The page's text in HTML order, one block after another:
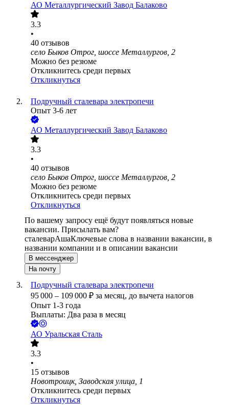
АО Металлургический Завод Балаково
3.3
•
40 отзывов
село Быков Отрог, шоссе Металлургов, 2
Можно без резюме
Откликнитесь среди первых
Откликнуться
Подручный сталевара электропечи
Опыт 3-6 лет
АО Металлургический Завод Балаково
3.3
•
40 отзывов
село Быков Отрог, шоссе Металлургов, 2
Можно без резюме
Откликнитесь среди первых
Откликнуться
По вашему запросу ещё будут появляться новые
вакансии. Присылать вам?
сталеварАшаКлючевые слова в названии вакансии, в
названии компании и в описании вакансии
В мессенджер
На почту
Подручный сталевара электропечи
95 000 – 109 000 ₽ за месяц, до вычета налогов
Опыт 1-3 года
Выплаты: Два раза в месяц
АО Уральская Сталь
3.3
•
15 отзывов
Новотроицк, Заводская улица, 1
Откликнитесь среди первых
Откликнуться